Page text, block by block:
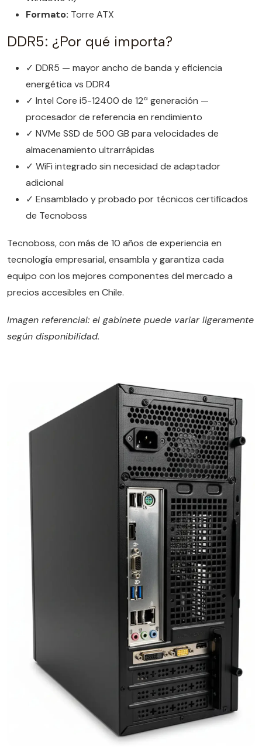
Formato: Torre ATX
DDR5: ¿Por qué importa?
✓ DDR5 — mayor ancho de banda y eficiencia
energética vs DDR4
✓ Intel Core i5-12400 de 12ª generación —
procesador de referencia en rendimiento
✓ NVMe SSD de 500 GB para velocidades de
almacenamiento ultrarrápidas
✓ WiFi integrado sin necesidad de adaptador
adicional
✓ Ensamblado y probado por técnicos certificados
de Tecnoboss
Tecnoboss, con más de 10 años de experiencia en
tecnología empresarial, ensambla y garantiza cada
equipo con los mejores componentes del mercado a
precios accesibles en Chile.
Imagen referencial: el gabinete puede variar ligeramente
según disponibilidad.